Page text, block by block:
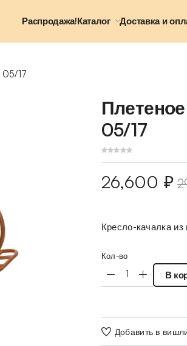
Распродажа!Каталог Доставка и
05/17
05/17
26,600 ₽
Кресло-качалка из
Кол-во
В
Добавить в